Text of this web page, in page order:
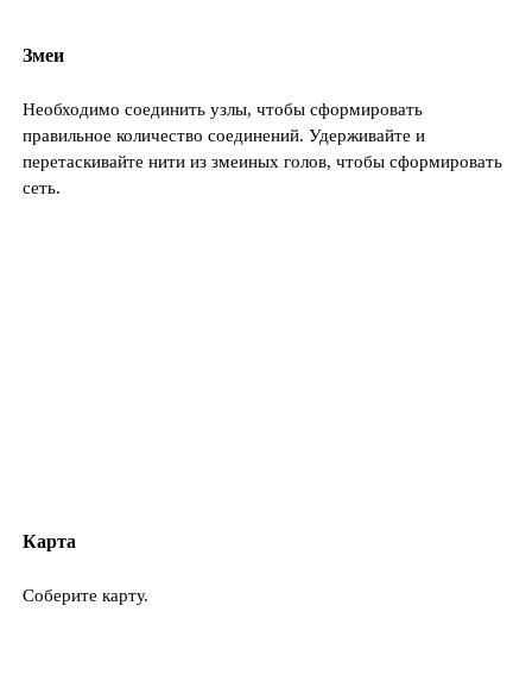
Змеи
Необходимо соединить узлы, чтобы сформировать
правильное количество соединений. Удерживайте и
перетаскивайте нити из змеиных голов, чтобы сформировать
сеть.
Карта
Соберите карту.